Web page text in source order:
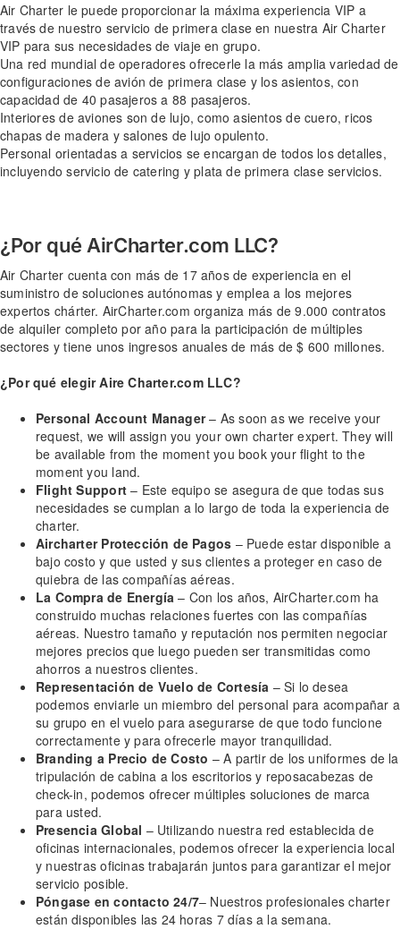
Air Charter le puede proporcionar la máxima experiencia VIP a
través de nuestro servicio de primera clase en nuestra Air Charter
VIP para sus necesidades de viaje en grupo.
Una red mundial de operadores ofrecerle la más amplia variedad de
configuraciones de avión de primera clase y los asientos, con
capacidad de 40 pasajeros a 88 pasajeros.
Interiores de aviones son de lujo, como asientos de cuero, ricos
chapas de madera y salones de lujo opulento.
Personal orientadas a servicios se encargan de todos los detalles,
incluyendo servicio de catering y plata de primera clase servicios.
¿Por qué AirCharter.com LLC?
Air Charter cuenta con más de 17 años de experiencia en el
suministro de soluciones autónomas y emplea a los mejores
expertos chárter. AirCharter.com organiza más de 9.000 contratos
de alquiler completo por año para la participación de múltiples
sectores y tiene unos ingresos anuales de más de $ 600 millones.
¿Por qué elegir Aire Charter.com LLC?
Personal Account Manager– As soon as we receive your
request, we will assign you your own charter expert. They will
be available from the moment you book your flight to the
moment you land.
Flight Support– Este equipo se asegura de que todas sus
necesidades se cumplan a lo largo de toda la experiencia de
charter.
Aircharter Protección de Pagos – Puede estar disponible a
bajo costo y que usted y sus clientes a proteger en caso de
quiebra de las compañías aéreas.
La Compra de Energía – Con los años, AirCharter.com ha
construido muchas relaciones fuertes con las compañías
aéreas. Nuestro tamaño y reputación nos permiten negociar
mejores precios que luego pueden ser transmitidas como
ahorros a nuestros clientes.
Representación de Vuelo de Cortesía – Si lo desea
podemos enviarle un miembro del personal para acompañar a
su grupo en el vuelo para asegurarse de que todo funcione
correctamente y para ofrecerle mayor tranquilidad.
Branding a Precio de Costo – A partir de los uniformes de la
tripulación de cabina a los escritorios y reposacabezas de
check-in, podemos ofrecer múltiples soluciones de marca
para usted.
Presencia Global – Utilizando nuestra red establecida de
oficinas internacionales, podemos ofrecer la experiencia local
y nuestras oficinas trabajarán juntos para garantizar el mejor
servicio posible.
Póngase en contacto 24/7– Nuestros profesionales charter
están disponibles las 24 horas 7 días a la semana.